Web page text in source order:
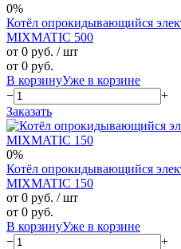
0%
Котёл опрокидывающийся
MIXMATIC 500
от 0 руб. / шт
от 0 руб.
В корзинуУже в корзине
−
+
Заказать
0%
Котёл опрокидывающийся
MIXMATIC 150
от 0 руб. / шт
от 0 руб.
В корзинуУже в корзине
−
+